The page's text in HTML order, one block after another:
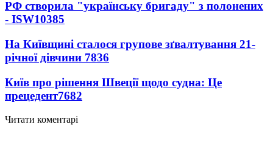
РФ створила "українську бригаду" з полонених
- ISW10385
На Київщині сталося групове зґвалтування 21-
річної дівчини 7836
Київ про рішення Швеції щодо судна: Це
прецедент7682
Читати коментарі